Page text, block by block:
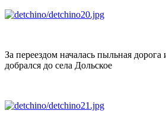
За переездом началась пыльная
добрался до села Дольское